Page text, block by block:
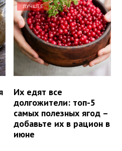
ЛУЧШЕЕ
Их едят все
долгожители: топ-5
самых полезных ягод –
добавьте их в рацион в
июне